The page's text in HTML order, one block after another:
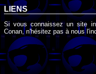
LIENS
Si vous connaissez un site
Conan, n'hésitez pas à nous